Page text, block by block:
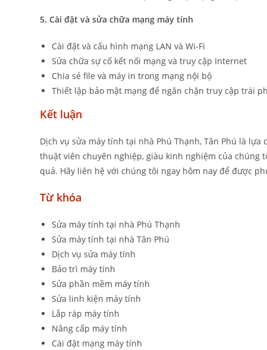
5. Cài đặt và sửa chữa mạng máy tính
Cài đặt và cấu hình mạng LAN và Wi-Fi
Sửa chữa sự cố kết nối mạng và truy cập Internet
Chia sẻ file và máy in trong mạng nội bộ
Thiết lập bảo mật mạng để ngăn chặn truy cập trái
Kết luận
Dịch vụ sửa máy tính tại nhà Phú Thạnh, Tân Phú là
thuật viên chuyên nghiệp, giàu kinh nghiệm của
quả. Hãy liên hệ với chúng tôi ngay hôm nay để được
Từ khóa
Sửa máy tính tại nhà Phú Thạnh
Sửa máy tính tại nhà Tân Phú
Dịch vụ sửa máy tính
Bảo trì máy tính
Sửa phần mềm máy tính
Sửa linh kiện máy tính
Lắp ráp máy tính
Nâng cấp máy tính
Cài đặt mạng máy tính